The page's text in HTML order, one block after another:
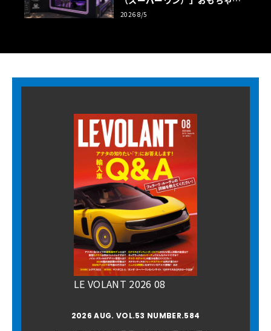
ツアーの全貌
2026 8/5
LE VOLANT 2026 08
2026 AUG. VOL.53 NUMBER.584